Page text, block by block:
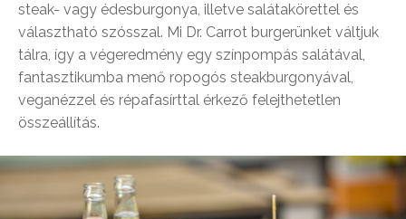
steak- vagy édesburgonya, illetve salátakörettel és
választható szósszal. Mi Dr. Carrot burgerünket váltjuk
tálra, így a végeredmény egy színpompás salátával,
fantasztikumba menő ropogós steakburgonyával,
veganézzel és répafasírttal érkező felejthetetlen
összeállítás.